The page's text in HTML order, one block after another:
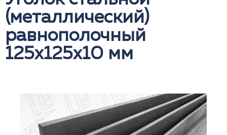
+7(937)093-85-01
Горячая линия
(металлический)
равнополочный
125x125x10 мм